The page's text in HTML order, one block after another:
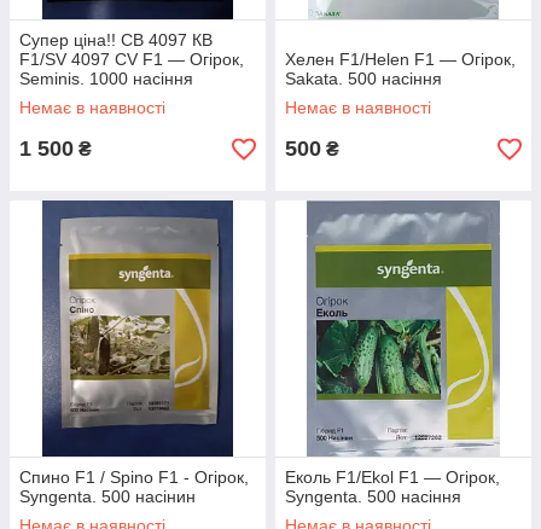
Супер ціна!! СВ 4097 КВ
F1/SV 4097 CV F1 — Огірок,
Seminis. 1000 насіння
Немає в наявності
1 500 ₴
Хелен F1/Helen F1 — Огірок,
Sakata. 500 насіння
Немає в наявності
500 ₴
Спино F1 / Spino F1 - Огірок,
Syngenta. 500 насінин
Еколь F1/Ekol F1 — Огірок,
Syngenta. 500 насіння